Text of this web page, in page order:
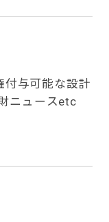
付与可能な設計
ニュースetc